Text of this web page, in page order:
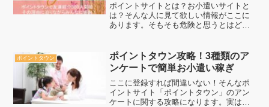
ポイントサイトとは？お小遣いサイトと
は？そんな人に見て欲しい情報がここに
あります。そもそも危険と思うとはどう
ントタウンというお小遣いサイトを紹介
したいと思います。
ポイントタウン
ポイントタウン攻略！3種類のア
ンケートで簡単お小遣い稼ぎ
ここに登録すれば間違いない！そんなポ
イントサイト「ポイントタウン」のアン
ケートに関する攻略になります。実はポ